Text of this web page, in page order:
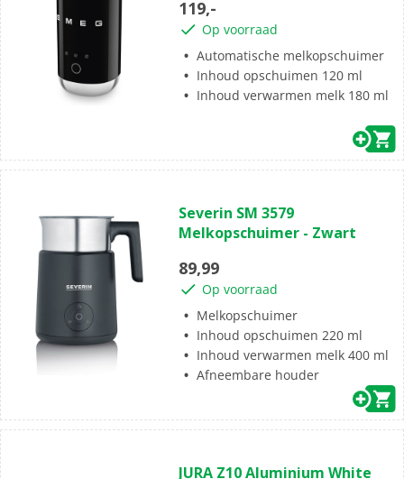
119,-
Op voorraad
Automatische melkopschuimer
Inhoud opschuimen 120 ml
Inhoud verwarmen melk 180 ml
van
de
sterren.
5
beoordelingen
Severin SM 3579
Melkopschuimer - Zwart
89,99
Op voorraad
Melkopschuimer
Inhoud opschuimen 220 ml
Inhoud verwarmen melk 400 ml
Afneembare houder
JURA Z10 Aluminium White